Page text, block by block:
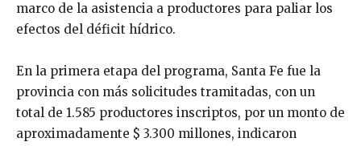
marco de la asistencia a productores para paliar los
efectos del déficit hídrico.
En la primera etapa del programa, Santa Fe fue la
provincia con más solicitudes tramitadas, con un
total de 1.585 productores inscriptos, por un monto de
aproximadamente $ 3.300 millones, indicaron